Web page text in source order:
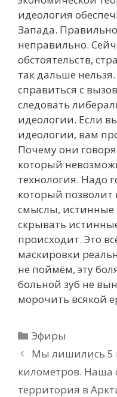
идеология
Запада.
неправильно.
обстоятельств,
так дальше
справиться с
следовать
идеологии. Если
идеологии, вам
Почему они
который
технология. Надо
который
смыслы,
скрывать
происходит. Это
маскировки
не поймём, эту
больной зуб не
морочить всякой
Рубрики
Эфиры
Мы лишились 5
километров. Наша
территория в